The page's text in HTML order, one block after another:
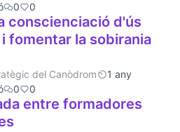
0 0
conscienciació d'ús
fomentar la sobirania
del Canòdrom
1 any
0 0
entre formadores